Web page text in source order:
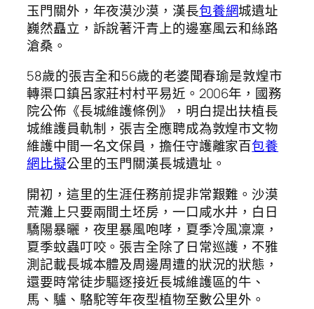
玉門關外，年夜漠沙漠，漢長包養網城遺址
巍然矗立，訴說著汗青上的邊塞風云和絲路
滄桑。
58歲的張吉全和56歲的老婆聞春瑜是敦煌市
轉渠口鎮呂家莊村村平易近。2006年，國務
院公佈《長城維護條例》，明白提出扶植長
城維護員軌制，張吉全應聘成為敦煌市文物
維護中間一名文保員，擔任守護離家百包養
網比擬公里的玉門關漢長城遺址。
開初，這里的生涯任務前提非常艱難。沙漠
荒灘上只要兩間土坯房，一口咸水井，白日
驕陽暴曬，夜里暴風咆哮，夏季冷風凜凜，
夏季蚊蟲叮咬。張吉全除了日常巡護，不雅
測記載長城本體及周邊周遭的狀況的狀態，
還要時常徒步驅逐接近長城維護區的牛、
馬、驢、駱駝等年夜型植物至數公里外。